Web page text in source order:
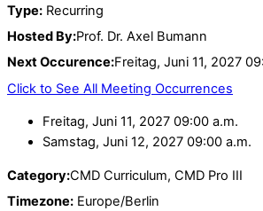
Type: Recurring
Hosted By:Prof. Dr. Axel Bumann
Next Occurence:Freitag, Juni 11, 2027
Click to See All Meeting Occurrences
Freitag, Juni 11, 2027 09:00 a.m.
Samstag, Juni 12, 2027 09:00 a.m.
Category:CMD Curriculum, CMD Pro III
Timezone: Europe/Berlin